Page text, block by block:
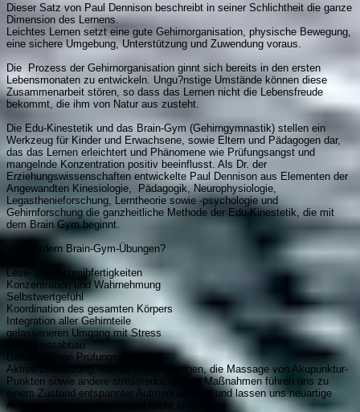
Dieser Satz von Paul Dennison beschreibt in seiner Schlichtheit die ganze
Dimension des Lernens.
Leichtes Lernen setzt eine gute Gehirnorganisation, physische Bewegung,
eine sichere Umgebung, Unterstützung und Zuwendung voraus.
Die Prozess der Gehirnorganisation ginnt sich bereits in den ersten
Lebensmonaten zu entwickeln. Ungu?nstige Umstände können diese
Zusammenarbeit stören, so dass das Lernen nicht die Lebensfreude
bekommt, die ihm von Natur aus zusteht.
Die Edu-Kinestetik und das Brain-Gym (Gehirngymnastik) stellen ein
Werkzeug für Kinder und Erwachsene, sowie Eltern und Pädagogen dar,
das das Lernen erleichtert und Phänomene wie Prüfungsangst und
mangelnde Konzentration positiv beeinflusst. Als Dr. der
Erziehungswissenschaften entwickelte Paul Dennison aus Elementen der
Angewandten Kinesiologie, Pädagogik, Neurophysiologie,
Legasthenieforschung, Lerntheorie sowie -psychologie und
Gehirnforschung die ganzheitliche Methode der Edu-Kinestetik, die mit
dem Brain Gym beginnt.
Was fördern Brain-Gym-Übungen?
Lese- und Schreibfertigkeiten
Konzentration und Wahrnehmung
Selbstwertgefühl
Koordination des gesamten Körpers
Integration aller Gehirnteile
gelasseneren Umgang mit Stress
Müdigkeitsabbau
Behebung von Prüfungsängsten
Aktive Zielsetzung, leichte Körperübungen, die Massage von Akupunktur-
Punkten sowie andere stressreduzierende Maßnahmen führen uns zu
einem Zustand entspannter Aufmerksamkeit und lassen uns neuartige
Aufgaben gern annehmen und leicht lernen.